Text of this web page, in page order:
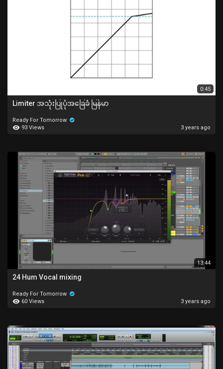
0:45
Limiter အသုံးပြုပုံအခြေခံ မြန်မာ
Ready For Tomorrow
93 Views
3 years ago
13:44
24 Hum Vocal mixing
Ready For Tomorrow
60 Views
3 years ago